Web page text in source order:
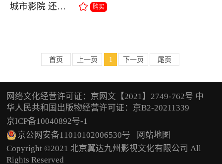
城市影院 还音设备 购买
首页 上一页 1 下一页 尾页
网络文化经营许可证：京网文【2021】2749-762号 中
华人民共和国出版物经营许可证：京B2-20211339
京ICP备10040892号-1
京公网安备11010102006530号
网站地图
Copyright ©2021 北京翼达九州影视文化有限公司 All
Rights Reserved